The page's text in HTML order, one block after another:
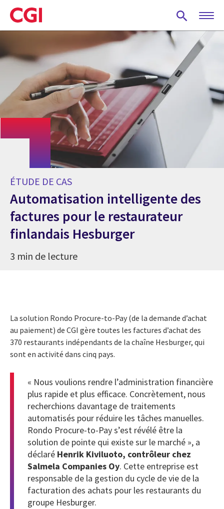
Skip
to
main
ÉTUDE DE CAS
Automatisation intelligente des
factures pour le restaurateur
finlandais Hesburger
3 min de lecture
La solution Rondo Procure-to-Pay (de la demande d’achat
au paiement) de CGI gère toutes les factures d’achat des
370 restaurants indépendants de la chaîne Hesburger, qui
sont en activité dans cinq pays.
« Nous voulions rendre l’administration financière
plus rapide et plus efficace. Concrètement, nous
recherchions davantage de traitements
automatisés pour réduire les tâches manuelles.
Rondo Procure-to-Pay s’est révélé être la
solution de pointe qui existe sur le marché », a
déclaré Henrik Kiviluoto, contrôleur chez
Salmela Companies Oy. Cette entreprise est
responsable de la gestion du cycle de vie de la
facturation des achats pour les restaurants du
groupe Hesburger.